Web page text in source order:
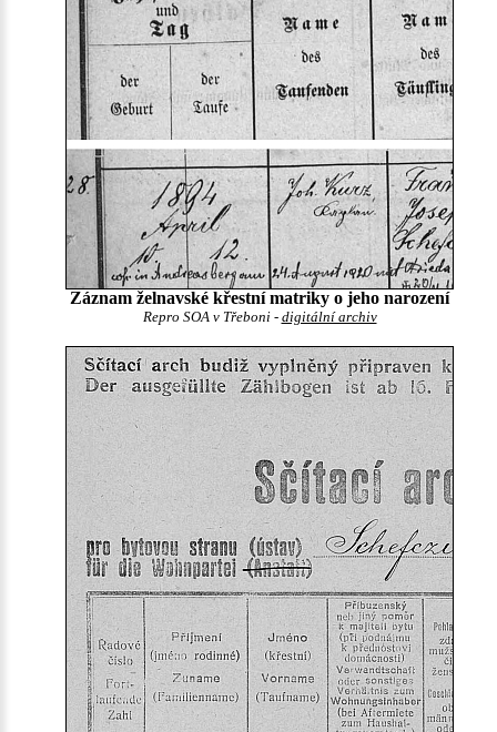
Záznam želnavské křestní matriky o jeho narození
Repro SOA v Třeboni - digitální archiv